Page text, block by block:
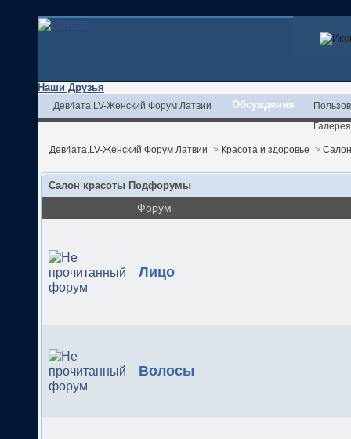
Наши Друзья
Дев4ата.LV-Женский Форум Латвии Обсуждения
Галерея
Дев4ата.LV-Женский Форум Латвии > Красота и здоровье >
Салон красоты Подфорумы
Форум
Лицо
Волосы